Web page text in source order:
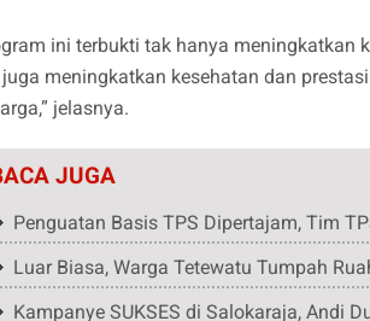
ini terbukti tak hanya
meningkatkan kesehatan dan
jelasnya.
JUGA
Penguatan Basis TPS Dipertajam, Tim
Luar Biasa, Warga Tetewatu Tumpah
Kampanye SUKSES di Salokaraja, Andi